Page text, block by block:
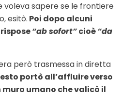
voleva sapere se le frontiere
esitò. Poi dopo alcuni
“ab sofort”cioè“da
però trasmessa in diretta
portò all’affluire verso
muro umano che valicò il